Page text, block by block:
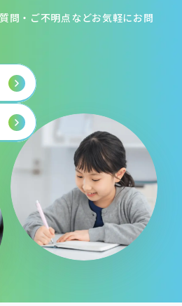
問・ご不明点などお気軽にお問